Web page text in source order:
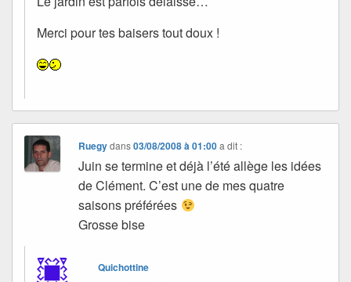
Merci pour tes baisers tout doux !
Ruegydans03/08/2008 à 01:00 a dit :
Juin se termine et déjà l’été allège les idées
de Clément. C’est une de mes quatre
saisons préférées
Grosse bise
Quichottine